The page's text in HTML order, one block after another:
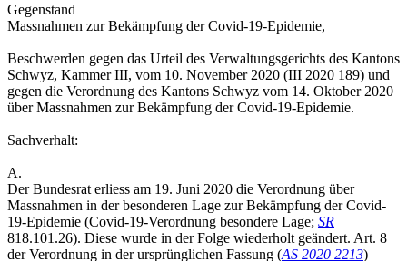
Gegenstand
Massnahmen zur Bekämpfung der Covid-19-Epidemie,
Beschwerden gegen das Urteil des Verwaltungsgerichts des Kantons
Schwyz, Kammer III, vom 10. November 2020 (III 2020 189) und
gegen die Verordnung des Kantons Schwyz vom 14. Oktober 2020
über Massnahmen zur Bekämpfung der Covid-19-Epidemie.
Sachverhalt:
A.
Der Bundesrat erliess am 19. Juni 2020 die Verordnung über
Massnahmen in der besonderen Lage zur Bekämpfung der Covid-
19-Epidemie (Covid-19-Verordnung besondere Lage; SR
818.101.26). Diese wurde in der Folge wiederholt geändert. Art. 8
der Verordnung in der ursprünglichen Fassung (AS 2020 2213)